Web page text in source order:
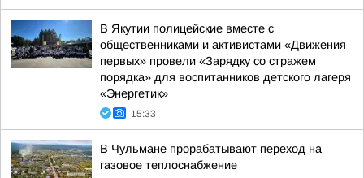
В Якутии полицейские вместе с
общественниками и активистами «Движения
первых» провели «Зарядку со стражем
порядка» для воспитанников детского лагеря
«Энергетик»
15:33
В Чульмане прорабатывают переход на
газовое теплоснабжение